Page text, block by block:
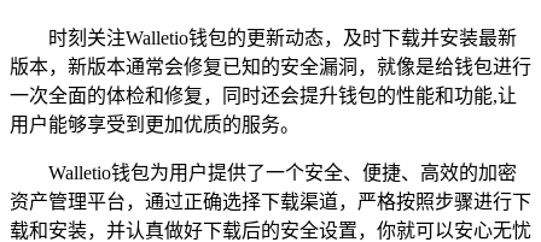
时刻关注Walletio钱包的更新动态，及时下载并安装最新
版本，新版本通常会修复已知的安全漏洞，就像是给钱包进行
一次全面的体检和修复，同时还会提升钱包的性能和功能,让
用户能够享受到更加优质的服务。
Walletio钱包为用户提供了一个安全、便捷、高效的加密
资产管理平台，通过正确选择下载渠道，严格按照步骤进行下
载和安装，并认真做好下载后的安全设置，你就可以安心无忧